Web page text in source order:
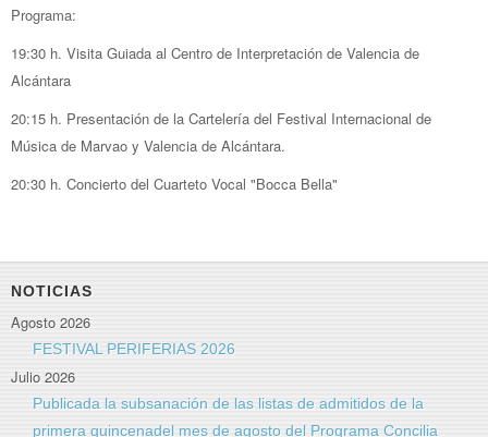
Programa:
19:30 h. Visita Guiada al Centro de Interpretación de Valencia de
Alcántara
20:15 h. Presentación de la Cartelería del Festival Internacional de
Música de Marvao y Valencia de Alcántara.
20:30 h. Concierto del Cuarteto Vocal "Bocca Bella"
NOTICIAS
Agosto 2026
FESTIVAL PERIFERIAS 2026
Julio 2026
Publicada la subsanación de las listas de admitidos de la
primera quincenadel mes de agosto del Programa Concilia